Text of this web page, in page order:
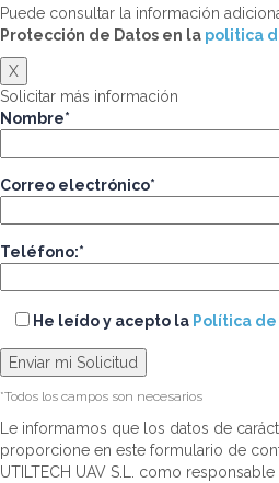
Puede consultar la información
Protección de Datos en la politica
X
Solicitar más información
Nombre*
Correo electrónico*
Teléfono:*
He leído y acepto la Política
*Todos los campos son necesarios
Le informamos que los datos de
proporcione en este formulario de
UTILTECH UAV S.L. como